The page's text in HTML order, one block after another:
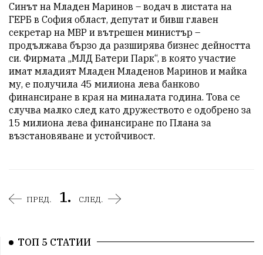
Синът на Младен Маринов – водач в листата на
ГЕРБ в София област, депутат и бивш главен
секретар на МВР и вътрешен министър –
продължава бързо да разширява бизнес дейността
си. Фирмата „МЛД Батери Парк“, в която участие
имат младият Младен Младенов Маринов и майка
му, е получила 45 милиона лева банково
финансиране в края на миналата година. Това се
случва малко след като дружеството е одобрено за
15 милиона лева финансиране по Плана за
възстановяване и устойчивост.
ПРЕД. 1. СЛЕД.
ТОП 5 СТАТИИ